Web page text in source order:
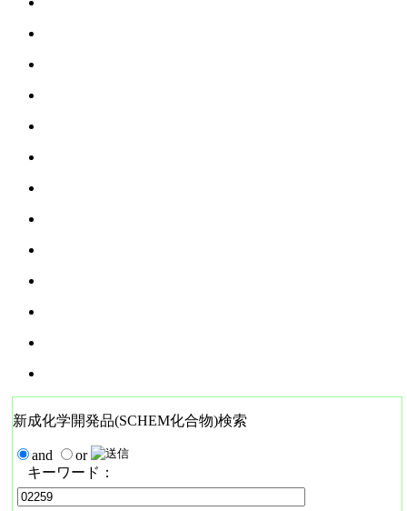
新成化学開発品(SCHEM化合物)検索
and
or
キーワード：